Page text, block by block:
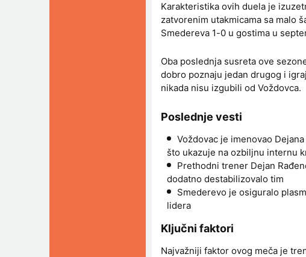
Karakteristika ovih duela je
zatvorenim utakmicama sa malo
Smedereva 1-0 u gostima u
Oba poslednja susreta ove
dobro poznaju jedan drugog i
nikada nisu izgubili od Voždovca.
Poslednje vesti
Voždovac je imenovao
što ukazuje na ozbiljnu internu
Prethodni trener Dejan
dodatno destabilizovalo tim
Smederevo je osiguralo
lidera
Ključni faktori
Najvažniji faktor ovog meča je